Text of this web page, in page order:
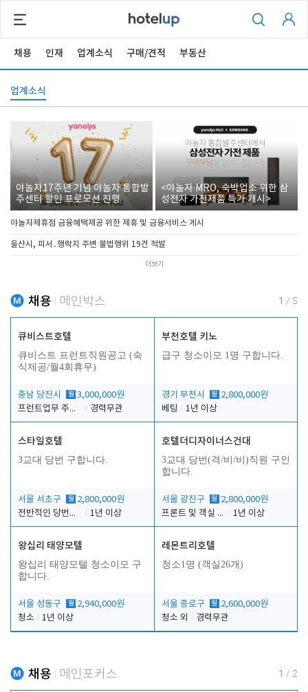
채용 인재 업계소식 구매/견적 부동산
업계소식
야놀자17주년 기념 야놀자 통합발
주센터 할인 프로모션 진행
<야놀자 MRO, 숙박업소 위한 삼
성전자 가전제품 특가 개시>
야놀자제휴점 금융혜택제공 위한 제휴 및 금융서비스 게시
울산시, 피서․행락지 주변 불법행위 19건 적발
더보기
채용 메인박스 1 / 5
큐비스트호텔
큐비스트 프런트직원공고 (숙
식제공/월4회휴무)
충남 당진시 월 3,000,000원
프런트업무 주간, 야간
경력무관
부천호텔 키노
급구 청소이모 1명 구합니다.
경기 부천시 월 2,800,000원
베팅
1년 이상
스타일호텔
3교대 당번 구합니다.
서울 서초구 월 2,800,000원
전반적인 당번업무
1년 이상
호텔더디자이너스건대
3교대 당번(격/비/비)직원 구인
합니다.
서울 광진구 월 2,800,000원
프론트 및 객실 유지 보수 업무
1년 이상
왕십리 태양모텔
왕십리 태양모텔 청소이모 구
합니다.
서울 성동구 월 2,940,000원
청소
1년 이상
레몬트리호텔
청소1명 (객실26개)
서울 종로구 월 2,600,000원
청소 외
경력무관
채용 메인포커스 1 / 2